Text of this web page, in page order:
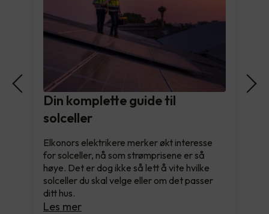
Din komplette guide til
solceller
Elkonors elektrikere merker økt interesse
for solceller, nå som strømprisene er så
høye. Det er dog ikke så lett å vite hvilke
solceller du skal velge eller om det passer
ditt hus.
Les mer